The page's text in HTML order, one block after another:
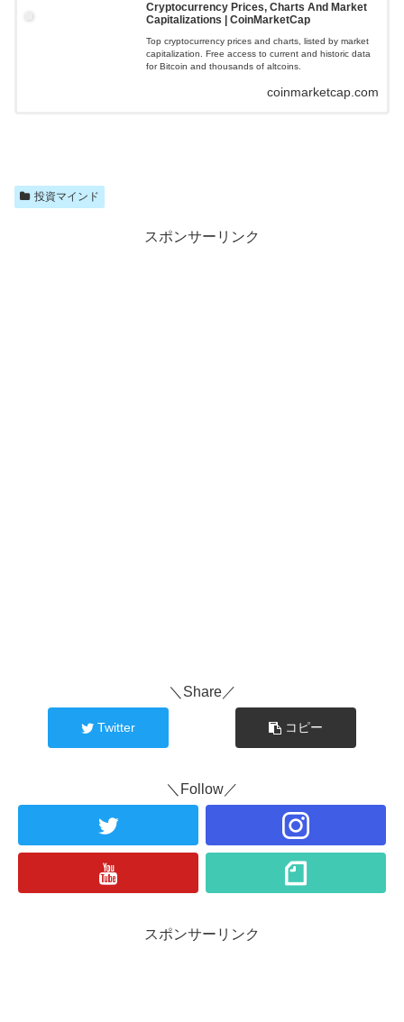
Cryptocurrency Prices, Charts And Market
Capitalizations | CoinMarketCap
Top cryptocurrency prices and charts, listed by market
capitalization. Free access to current and historic data
for Bitcoin and thousands of altcoins.
coinmarketcap.com
投資マインド
スポンサーリンク
＼Share／
Twitter コピー
＼Follow／
スポンサーリンク